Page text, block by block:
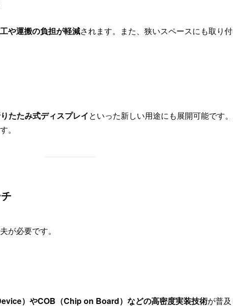
や運搬の負担が軽減されます。また、狭いスペースにも取り付
たたみ式ディスプレイといった新しい用途にも展開可能です
。
が必要です。
）やCOB（Chip on Board）などの高密度実装技術が普及